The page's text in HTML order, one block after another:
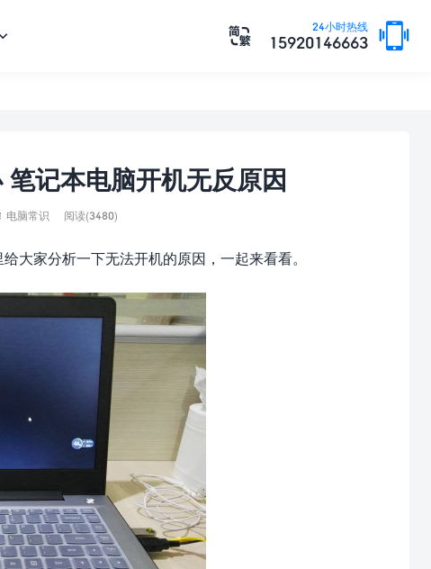
24小时热线
15920146663 

记本电脑开机无反原因
电脑常识 阅读(3480)
大家分析一下无法开机的原因，一起来看看。